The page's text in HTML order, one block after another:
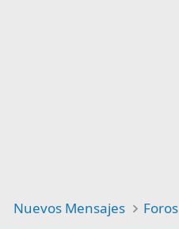
Nuevos Mensajes Foros